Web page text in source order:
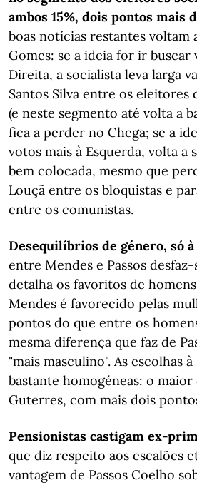
ambos 15%, dois pontos mais
boas notícias restantes voltam
Gomes: se a ideia for ir buscar
Direita, a socialista leva larga
Santos Silva entre os eleitores
(e neste segmento até volta a
fica a perder no Chega; se a
votos mais à Esquerda, volta a
bem colocada, mesmo que
Louçã entre os bloquistas e
entre os comunistas.
Desequilíbrios de género, só
entre Mendes e Passos
detalha os favoritos de
Mendes é favorecido pelas
pontos do que entre os
mesma diferença que faz de
"mais masculino". As escolhas
bastante homogéneas: o maior
Guterres, com mais dois
Pensionistas castigam ex-
que diz respeito aos escalões
vantagem de Passos Coelho